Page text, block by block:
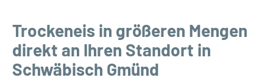
Trockeneis in größeren Mengen
direkt an Ihren Standort in
Schwäbisch Gmünd